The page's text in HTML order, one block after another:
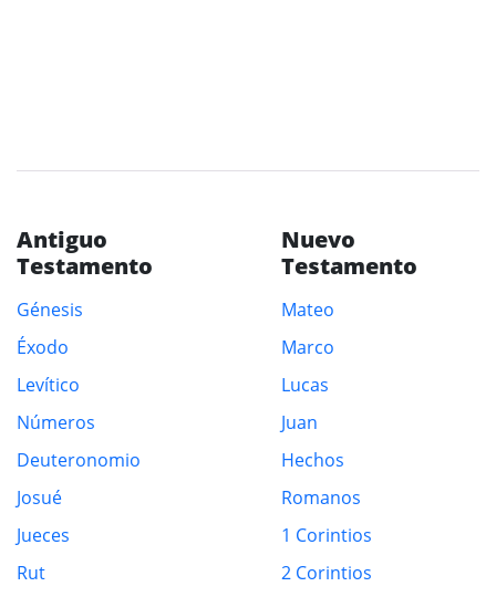
Antiguo
Testamento
Génesis
Éxodo
Levítico
Números
Deuteronomio
Josué
Jueces
Rut
Nuevo
Testamento
Mateo
Marco
Lucas
Juan
Hechos
Romanos
1 Corintios
2 Corintios